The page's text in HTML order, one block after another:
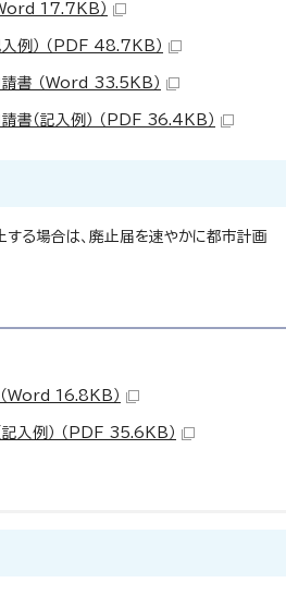
17.7KB）
例） （PDF 48.7KB）
請書 （Word 33.5KB）
書（記入例） （PDF 36.4KB）
る場合は、廃止届を速やかに都市計画
Word 16.8KB）
記入例） （PDF 35.6KB）